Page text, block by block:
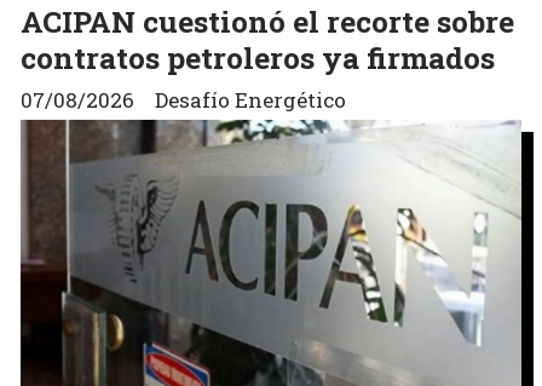
ACIPAN cuestionó el recorte sobre
contratos petroleros ya firmados
Desafío Energético
07/08/2026